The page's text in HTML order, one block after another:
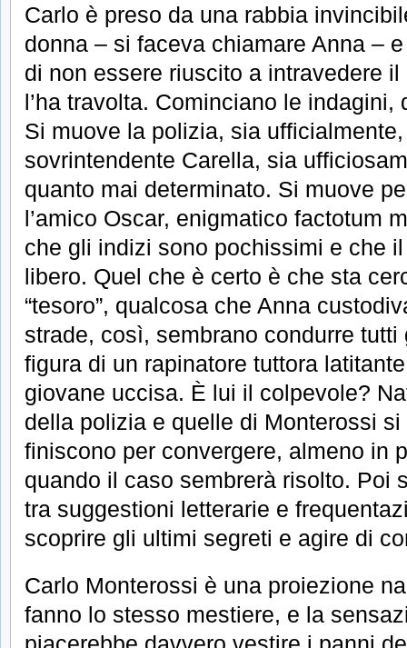
Carlo è preso da una rabbia
donna – si faceva chiamare Anna –
di non essere riuscito a intravedere
l’ha travolta. Cominciano le indagini,
Si muove la polizia, sia
sovrintendente Carella, sia
quanto mai determinato. Si muove
l’amico Oscar, enigmatico factotum
che gli indizi sono pochissimi e che
libero. Quel che è certo è che sta
“tesoro”, qualcosa che Anna
strade, così, sembrano condurre
figura di un rapinatore tuttora
giovane uccisa. È lui il colpevole?
della polizia e quelle di Monterossi
finiscono per convergere, almeno in
quando il caso sembrerà risolto. Poi
tra suggestioni letterarie e
scoprire gli ultimi segreti e agire di
Carlo Monterossi è una proiezione
fanno lo stesso mestiere, e la